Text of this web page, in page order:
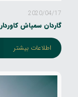
2020/04/17
گاردان سمپاش کاوردار
اطلاعات بیشتر